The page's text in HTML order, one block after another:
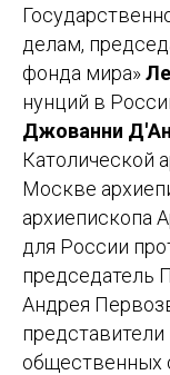
делам,
фонда мира»
нунций в
Джованни
Католической
Москве
архиепископа
для России
председатель
Андрея
общественных